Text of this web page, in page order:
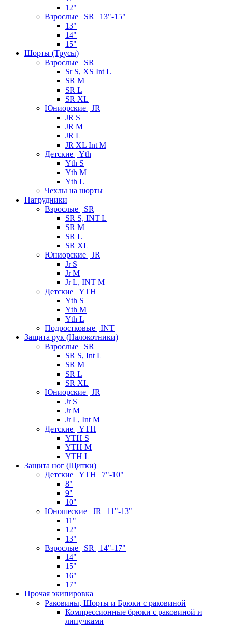
12"
Взрослые | SR | 13"-15"
13"
14"
15"
Шорты (Трусы)
Взрослые | SR
Sr S, XS Int L
SR M
SR L
SR XL
Юниорские | JR
JR S
JR M
JR L
JR XL Int M
Детские | Yth
Yth S
Yth M
Yth L
Чехлы на шорты
Нагрудники
Взрослые | SR
SR S, INT L
SR M
SR L
SR XL
Юниорские | JR
Jr S
Jr M
Jr L, INT M
Детские | YTH
Yth S
Yth M
Yth L
Подростковые | INT
Защита рук (Налокотники)
Взрослые | SR
SR S, Int L
SR M
SR L
SR XL
Юниорские | JR
Jr S
Jr M
Jr L, Int M
Детские | YTH
YTH S
YTH M
YTH L
Защита ног (Щитки)
Детские | YTH | 7"-10"
8"
9"
10"
Юношеские | JR | 11"-13"
11"
12"
13"
Взрослые | SR | 14"-17"
14"
15"
16"
17"
Прочая экипировка
Раковины, Шорты и Брюки с раковиной
Компрессионные брюки с раковиной и
липучками